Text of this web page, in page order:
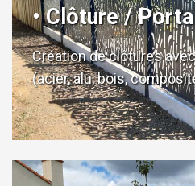
• Clôture /
Création de clôtures
(acier, alu, bois,